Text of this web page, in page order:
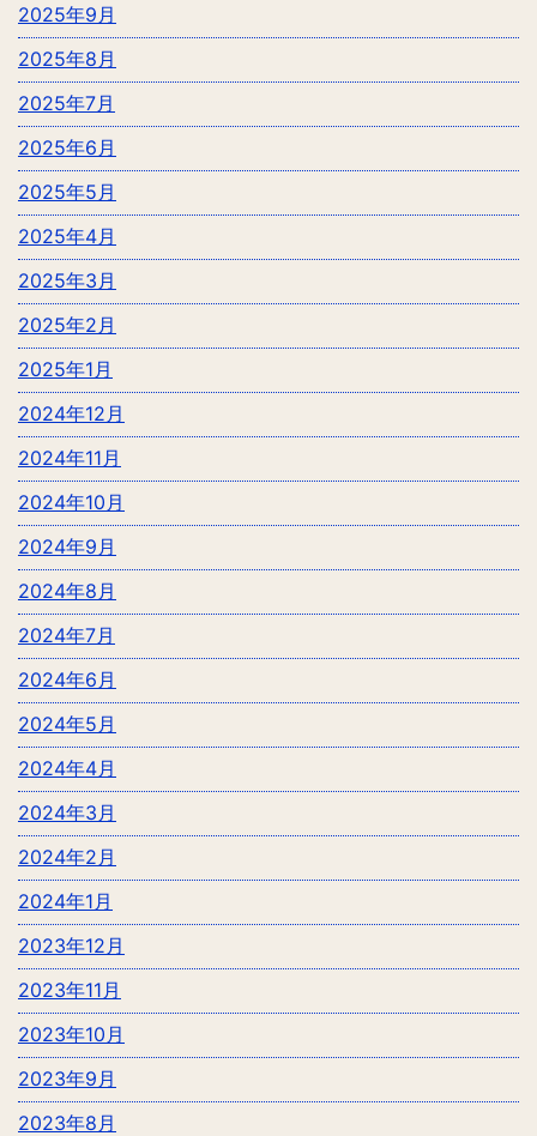
2025年9月
2025年8月
2025年7月
2025年6月
2025年5月
2025年4月
2025年3月
2025年2月
2025年1月
2024年12月
2024年11月
2024年10月
2024年9月
2024年8月
2024年7月
2024年6月
2024年5月
2024年4月
2024年3月
2024年2月
2024年1月
2023年12月
2023年11月
2023年10月
2023年9月
2023年8月